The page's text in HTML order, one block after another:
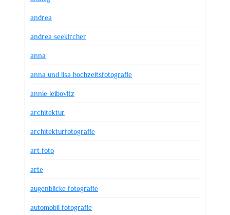
andrea
andrea seekircher
anna
anna und lisa hochzeitsfotografie
annie leibovitz
architektur
architekturfotografie
art foto
arte
augenblicke fotografie
automobil fotografie